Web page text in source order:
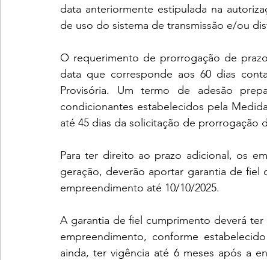
data anteriormente estipulada na
de uso do sistema de transmissão e/ou
O requerimento de prorrogação de
data que corresponde aos 60 dias
Provisória. Um termo de adesão
condicionantes estabelecidos pela
até 45 dias da solicitação de prorrogação
Para ter direito ao prazo adicional, os
geração, deverão aportar garantia de fiel
empreendimento até 10/10/2025.
A garantia de fiel cumprimento deverá
empreendimento, conforme
ainda, ter vigência até 6 meses após a